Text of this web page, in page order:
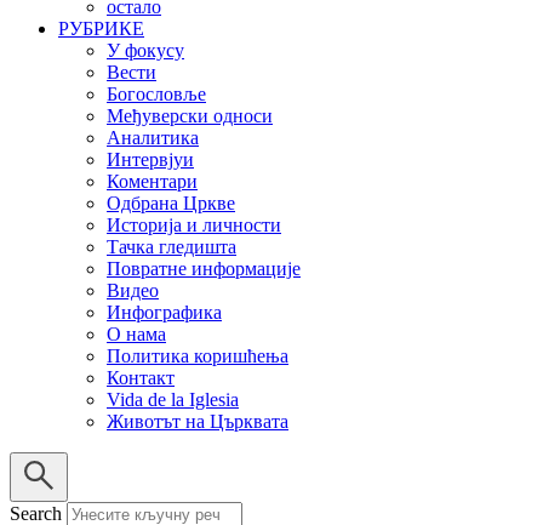
остало
РУБРИКЕ
У фокусу
Вести
Богословље
Међуверски односи
Аналитика
Интервјуи
Коментари
Одбрана Цркве
Историја и личности
Тачка гледишта
Повратне информације
Видео
Инфографика
О нама
Политика коришћења
Контакт
Vida de la Iglesia
Животът на Църквата
Search